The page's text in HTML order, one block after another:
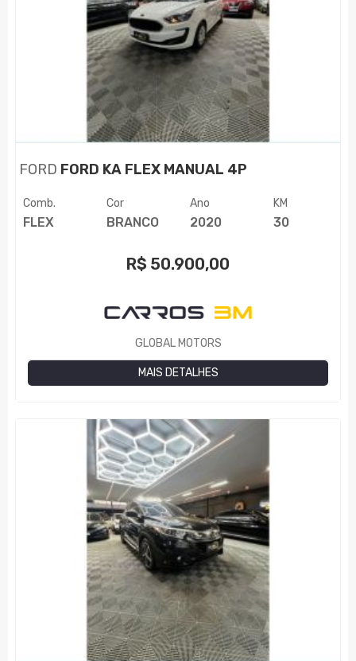
FORD FORD KA FLEX MANUAL 4P
Comb.
FLEX
Cor
BRANCO
Ano
2020
KM
30
R$ 50.900,00
GLOBAL MOTORS
MAIS DETALHES